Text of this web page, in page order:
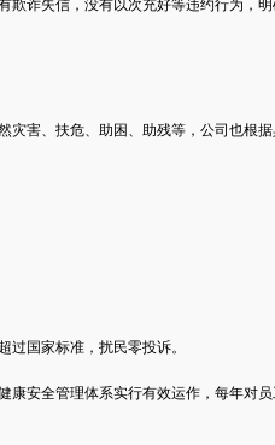
诈失信，没有以次充好等违约行为，
害、扶危、助困、助残等，公司也根
国家标准，扰民零投诉。
安全管理体系实行有效运作，每年对